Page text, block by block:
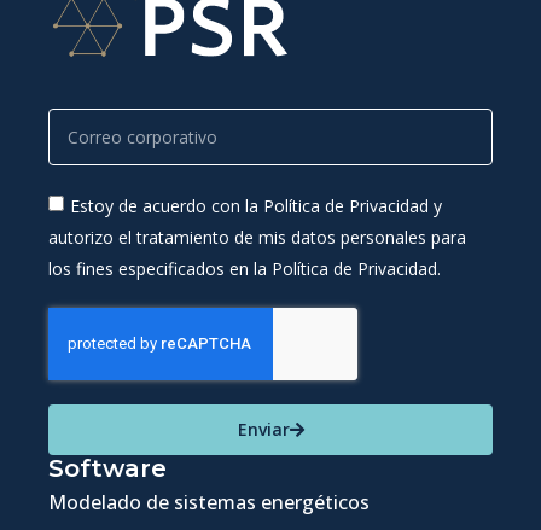
Estoy de acuerdo con la Política de Privacidad y
autorizo el tratamiento de mis datos personales para
los fines especificados en la Política de Privacidad.
Enviar
Software
Modelado de sistemas energéticos